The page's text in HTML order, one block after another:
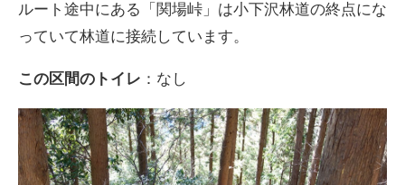
ルート途中にある「関場峠」は小下沢林道の終点にな
っていて林道に接続しています。
この区間のトイレ ：なし